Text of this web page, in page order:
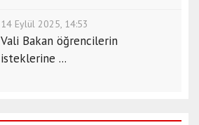
14 Eylül 2025, 14:53
Vali Bakan öğrencilerin
isteklerine ...